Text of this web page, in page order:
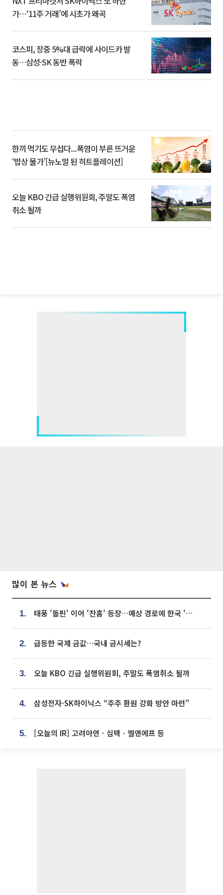
가⋯‘11주 거래’에 시초가 왜곡
코스피, 장중 5%대 급락에 사이드카 발
동…삼성·SK 동반 폭락
한끼 먹기도 무섭다...폭염이 부른 뜨거운
‘밥상 물가’[뉴노멀 된 히트플레이션]
오늘 KBO 긴급 실행위원회, 주말도 폭염
취소 될까
많이 본 뉴스
1. 태풍 '돌핀' 이어 '찬홈' 등장…예상 경로에 한국 '한숨'
2. 급등한 국제 금값…국내 금시세는?
3. 오늘 KBO 긴급 실행위원회, 주말도 폭염취소 될까
4. 삼성전자·SK하이닉스 “주주 환원 강화 방안 마련”
5. [오늘의 IR] 고려아연ㆍ심텍ㆍ엘앤에프 등